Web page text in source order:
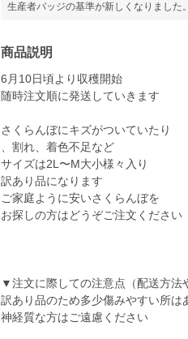
生産者バッジの基準が新しくなりました。
商品説明
6月10日頃より収穫開始
随時注文順に発送していきます
さくらんぼにキズがついていたり
、割れ、着色不足など
サイズは2L〜M大小様々入り
訳あり品になります
ご家庭ように安いさくらんぼを
お探しの方はどうぞご注文ください
▼注文に際しての注意点（配送方法
訳あり品のため多少傷みやすい所は
神経質な方はご遠慮ください